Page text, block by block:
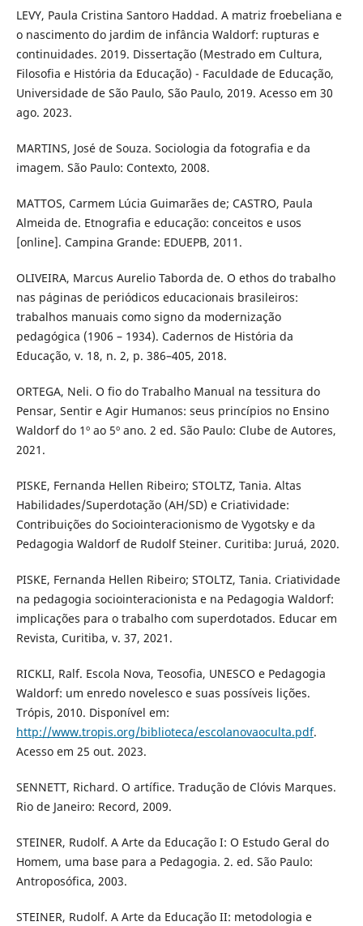
LEVY, Paula Cristina Santoro Haddad. A matriz froebeliana e
o nascimento do jardim de infância Waldorf: rupturas e
continuidades. 2019. Dissertação (Mestrado em Cultura,
Filosofia e História da Educação) - Faculdade de Educação,
Universidade de São Paulo, São Paulo, 2019. Acesso em 30
ago. 2023.
MARTINS, José de Souza. Sociologia da fotografia e da
imagem. São Paulo: Contexto, 2008.
MATTOS, Carmem Lúcia Guimarães de; CASTRO, Paula
Almeida de. Etnografia e educação: conceitos e usos
[online]. Campina Grande: EDUEPB, 2011.
OLIVEIRA, Marcus Aurelio Taborda de. O ethos do trabalho
nas páginas de periódicos educacionais brasileiros:
trabalhos manuais como signo da modernização
pedagógica (1906 – 1934). Cadernos de História da
Educação, v. 18, n. 2, p. 386–405, 2018.
ORTEGA, Neli. O fio do Trabalho Manual na tessitura do
Pensar, Sentir e Agir Humanos: seus princípios no Ensino
Waldorf do 1º ao 5º ano. 2 ed. São Paulo: Clube de Autores,
2021.
PISKE, Fernanda Hellen Ribeiro; STOLTZ, Tania. Altas
Habilidades/Superdotação (AH/SD) e Criatividade:
Contribuições do Sociointeracionismo de Vygotsky e da
Pedagogia Waldorf de Rudolf Steiner. Curitiba: Juruá, 2020.
PISKE, Fernanda Hellen Ribeiro; STOLTZ, Tania. Criatividade
na pedagogia sociointeracionista e na Pedagogia Waldorf:
implicações para o trabalho com superdotados. Educar em
Revista, Curitiba, v. 37, 2021.
RICKLI, Ralf. Escola Nova, Teosofia, UNESCO e Pedagogia
Waldorf: um enredo novelesco e suas possíveis lições.
Trópis, 2010. Disponível em:
http://www.tropis.org/biblioteca/escolanovaoculta.pdf.
Acesso em 25 out. 2023.
SENNETT, Richard. O artífice. Tradução de Clóvis Marques.
Rio de Janeiro: Record, 2009.
STEINER, Rudolf. A Arte da Educação I: O Estudo Geral do
Homem, uma base para a Pedagogia. 2. ed. São Paulo:
Antroposófica, 2003.
STEINER, Rudolf. A Arte da Educação II: metodologia e